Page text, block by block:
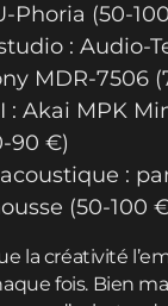
Phoria (50-
: Audio-
MDR-7506
: Akai MPK
90 €)
:
(50-100
la créativité
fois. Bien